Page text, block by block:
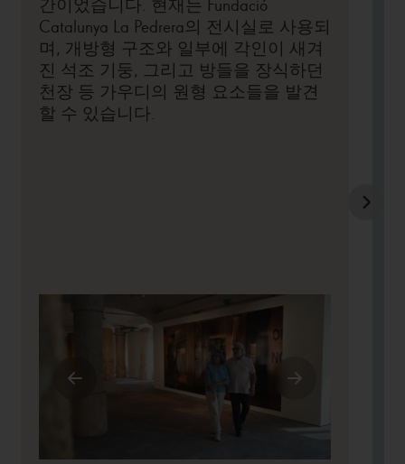
합성을 보여 주며, 기억과 물질, 지식에 대한 깊
은 성찰을 드러냅니다.
이 티켓으로 라 페드레라에서 관람 가능한 모든
공간 을 둘러보고 바르셀로나에서 가장 장관을
이루는 상징적인 옥상 테라스를 즐길 수 있습니
를 온전히 즐길 수 있도록 음악 관람 동선과 QR
되어 있습니다.
관람 중에는 건물의 안뜰과 중앙 계단을 장식한
벽화도 감상할 수 있습니다. 자연에서 영감을 받
은 색채와 형태는 그 자체로 진정한 예술 작품이
며, Anselm Kiefer 전시의 물질적 언어와 정신에 호
간이었습니다. 현재는 Fundació
Catalunya La Pedrera의 전시실로 사용되
며, 개방형 구조와 일부에 각인이 새겨
진 석조 기둥, 그리고 방들을 장식하던
천장 등 가우디의 원형 요소들을 발견
할 수 있습니다.